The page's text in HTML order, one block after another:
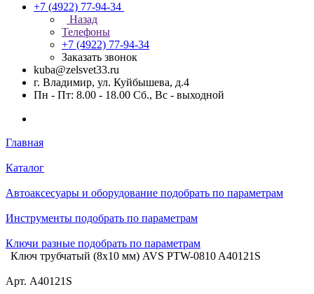
+7 (4922) 77-94-34
Назад
Телефоны
+7 (4922) 77-94-34
Заказать звонок
kuba@zelsvet33.ru
г. Владимир, ул. Куйбышева, д.4
Пн - Пт: 8.00 - 18.00 Сб., Вс - выходной
Главная
Каталог
Автоаксесуары и оборудование подобрать по параметрам
Инструменты подобрать по параметрам
Ключи разные подобрать по параметрам
Ключ трубчатый (8х10 мм) AVS PTW-0810 A40121S
Арт. A40121S